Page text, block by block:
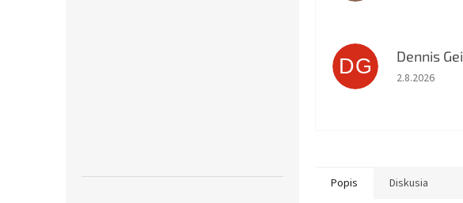
Popis Diskusia
DG Dennis
Hodnotenie
2.8.2026